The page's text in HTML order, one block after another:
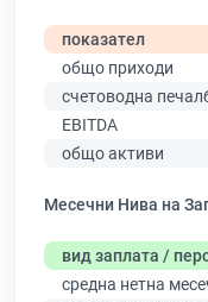
показател
общо приходи
счетоводна
EBITDA
общо активи
Месечни Нива на
вид заплата /
средна нетна